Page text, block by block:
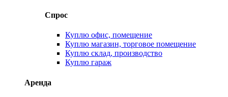
Спрос
Куплю офис, помещение
Куплю магазин, торговое помещение
Куплю склад, производство
Куплю гараж
Аренда